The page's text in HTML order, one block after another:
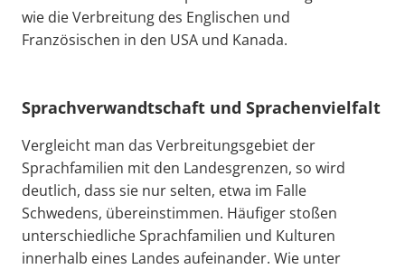
wie die Verbreitung des Englischen und
Französischen in den USA und Kanada.
Sprachverwandtschaft und Sprachenvielfalt
Vergleicht man das Verbreitungsgebiet der
Sprachfamilien mit den Landesgrenzen, so wird
deutlich, dass sie nur selten, etwa im Falle
Schwedens, übereinstimmen. Häufiger stoßen
unterschiedliche Sprachfamilien und Kulturen
innerhalb eines Landes aufeinander. Wie unter